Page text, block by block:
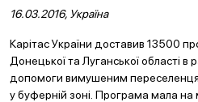
16.03.2016, Україна
Карітас України доставив 13500
Донецької та Луганської області
допомоги вимушеним
у буферній зоні. Програма мала на